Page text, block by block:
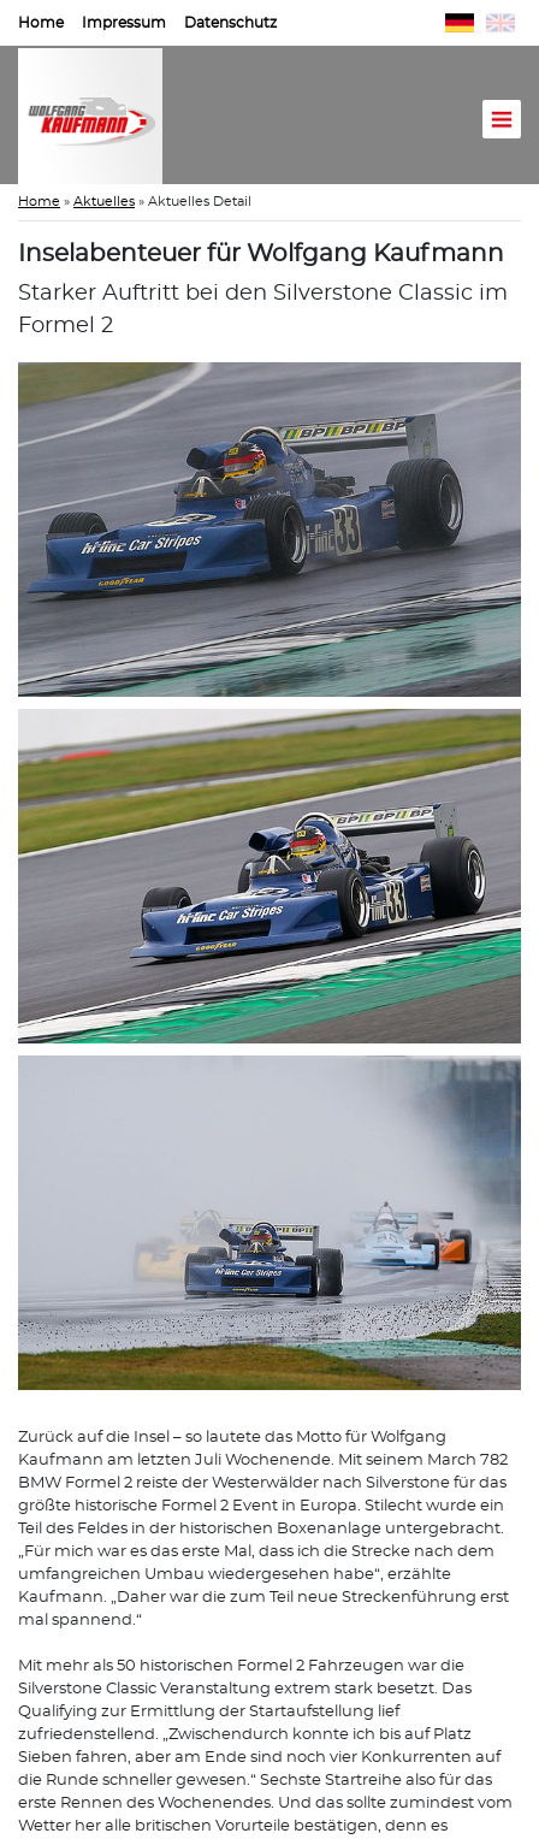
Home Impressum Datenschutz
Home » Aktuelles » Aktuelles Detail
Inselabenteuer für Wolfgang Kaufmann
Starker Auftritt bei den Silverstone Classic im
Formel 2
Zurück auf die Insel – so lautete das Motto für Wolfgang
Kaufmann am letzten Juli Wochenende. Mit seinem March 782
BMW Formel 2 reiste der Westerwälder nach Silverstone für das
größte historische Formel 2 Event in Europa. Stilecht wurde ein
Teil des Feldes in der historischen Boxenanlage untergebracht.
„Für mich war es das erste Mal, dass ich die Strecke nach dem
umfangreichen Umbau wiedergesehen habe“, erzählte
Kaufmann. „Daher war die zum Teil neue Streckenführung erst
mal spannend.“
Mit mehr als 50 historischen Formel 2 Fahrzeugen war die
Silverstone Classic Veranstaltung extrem stark besetzt. Das
Qualifying zur Ermittlung der Startaufstellung lief
zufriedenstellend. „Zwischendurch konnte ich bis auf Platz
Sieben fahren, aber am Ende sind noch vier Konkurrenten auf
die Runde schneller gewesen.“ Sechste Startreihe also für das
erste Rennen des Wochenendes. Und das sollte zumindest vom
Wetter her alle britischen Vorurteile bestätigen, denn es